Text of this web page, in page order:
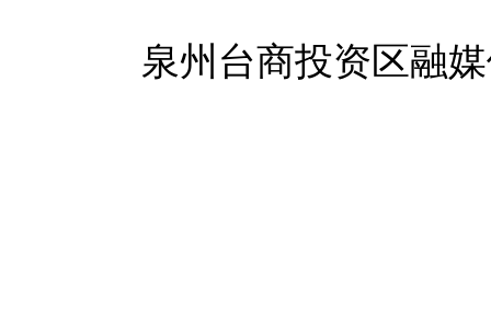
泉州台商投资区融